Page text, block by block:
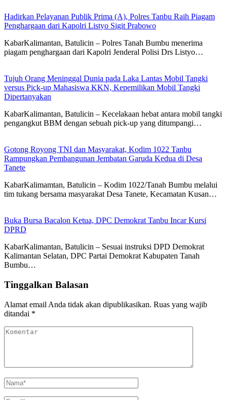
Hadirkan Pelayanan Publik Prima (A), Polres Tanbu Raih Piagam
Penghargaan dari Kapolri Listyo Sigit Prabowo
KabarKalimantan, Batulicin – Polres Tanah Bumbu menerima
piagam penghargaan dari Kapolri Jenderal Polisi Drs Listyo…
Tujuh Orang Meninggal Dunia pada Laka Lantas Mobil Tangki
versus Pick-up Mahasiswa KKN, Kepemilikan Mobil Tangki
Dipertanyakan
KabarKalimantan, Batulicin – Kecelakaan hebat antara mobil tangki
pengangkut BBM dengan sebuah pick-up yang ditumpangi…
Gotong Royong TNI dan Masyarakat, Kodim 1022 Tanbu
Rampungkan Pembangunan Jembatan Garuda Kedua di Desa
Tanete
KabarKalimamtan, Batulicin – Kodim 1022/Tanah Bumbu melalui
tim tukang bersama masyarakat Desa Tanete, Kecamatan Kusan…
Buka Bursa Bacalon Ketua, DPC Demokrat Tanbu Incar Kursi
DPRD
KabarKalimantan, Batulicin – Sesuai instruksi DPD Demokrat
Kalimantan Selatan, DPC Partai Demokrat Kabupaten Tanah
Bumbu…
Tinggalkan Balasan
Alamat email Anda tidak akan dipublikasikan. Ruas yang wajib
ditandai *